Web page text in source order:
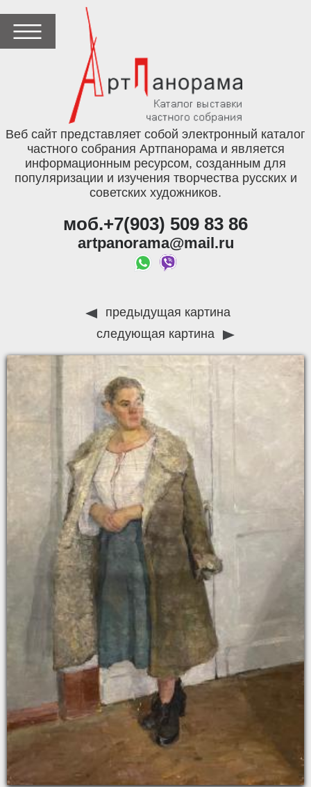
Веб сайт представляет собой электронный каталог
частного собрания Артпанорама и является
информационным ресурсом, созданным для
популяризации и изучения творчества русских и
советских художников.
моб.+7(903) 509 83 86
artpanorama@mail.ru
предыдущая картина
следующая картина